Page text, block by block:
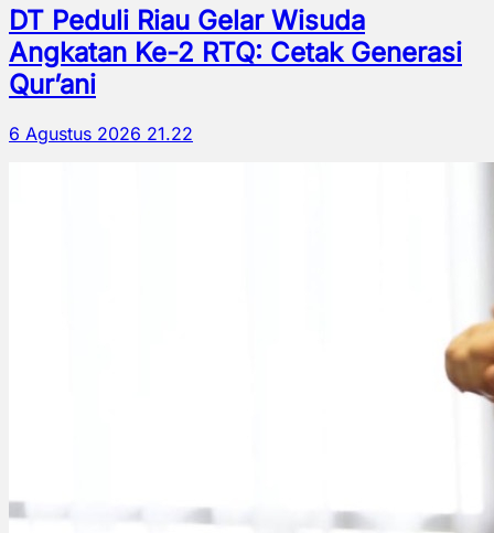
DT Peduli Riau Gelar Wisuda
Angkatan Ke-2 RTQ: Cetak Generasi
Qur’ani
6 Agustus 2026 21.22